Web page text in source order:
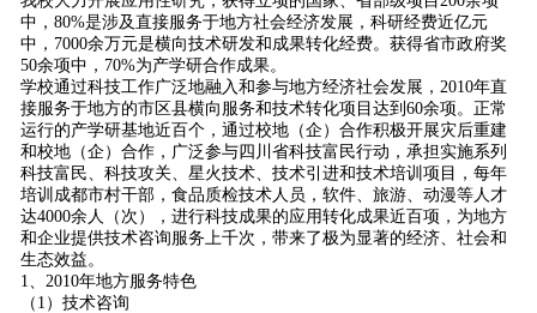
中，80%是涉及直接服务于地方社会经济发展，科研经费近亿元
中，7000余万元是横向技术研发和成果转化经费。获得省市政府奖
50余项中，70%为产学研合作成果。
学校通过科技工作广泛地融入和参与地方经济社会发展，2010年直
接服务于地方的市区县横向服务和技术转化项目达到60余项。正常
运行的产学研基地近百个，通过校地（企）合作积极开展灾后重建
和校地（企）合作，广泛参与四川省科技富民行动，承担实施系列
科技富民、科技攻关、星火技术、技术引进和技术培训项目，每年
培训成都市村干部，食品质检技术人员，软件、旅游、动漫等人才
达4000余人（次），进行科技成果的应用转化成果近百项，为地方
和企业提供技术咨询服务上千次，带来了极为显著的经济、社会和
生态效益。
1、2010年地方服务特色
（1）技术咨询